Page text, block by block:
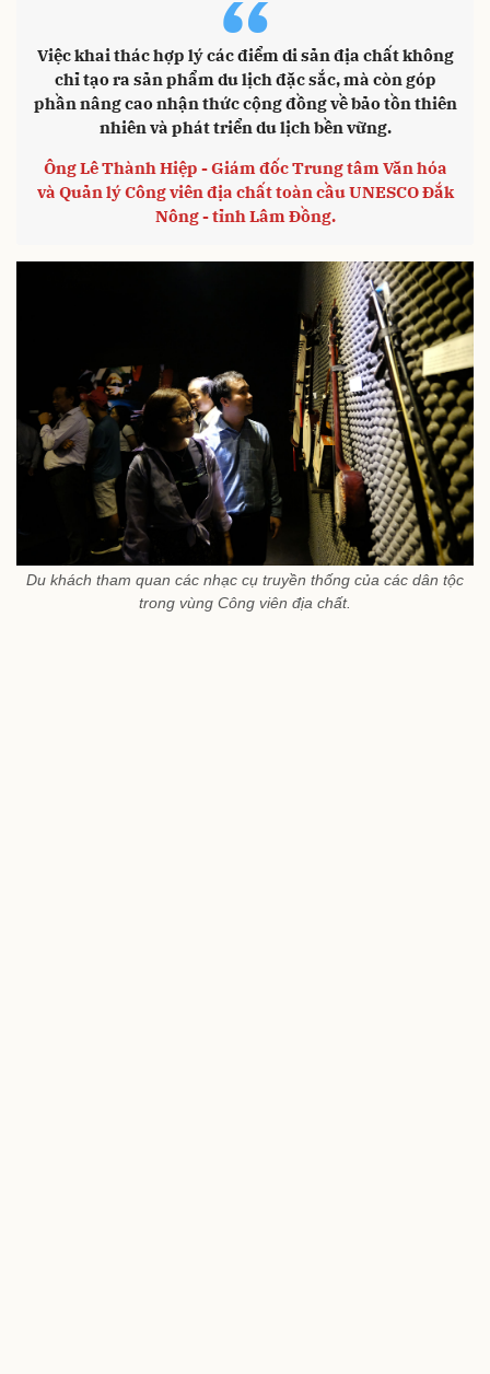
“
Việc khai thác hợp lý các điểm di sản địa chất không
chỉ tạo ra sản phẩm du lịch đặc sắc, mà còn góp
phần nâng cao nhận thức cộng đồng về bảo tồn thiên
nhiên và phát triển du lịch bền vững.
Ông Lê Thành Hiệp - Giám đốc Trung tâm Văn hóa
và Quản lý Công viên địa chất toàn cầu UNESCO Đắk
Nông - tỉnh Lâm Đồng.
Du khách tham quan các nhạc cụ truyền thống của các dân tộc
trong vùng Công viên địa chất.